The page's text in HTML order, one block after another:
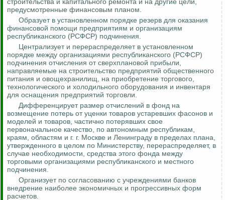
строительства и капитального ремонта и на другие цели,
предусмотренные финансовым планом.
Образует в установленном порядке резерв для оказания
финансовой помощи предприятиям и организациям
республиканского (РСФСР) подчинения.
Централизует и перераспределяет в установленном
порядке между организациями республиканского (РСФСР)
подчинения отчисления от сверхплановой прибыли,
направляемые на строительство предприятий общественного
питания и овощехранилищ, на приобретение торгового,
технологического и холодильного оборудования и инвентаря
для оснащения предприятий торговли.
Дифференцирует размер отчислений в фонд на
возмещение потерь от уценки товаров устаревших фасонов и
моделей и товаров, частично потерявших свое
первоначальное качество, по автономным республикам,
краям, областям и г. г. Москве и Ленинграду в пределах плана,
утвержденного в целом по Министерству, перераспределяет, в
случае необходимости, средства этого фонда между
торговыми организациями республиканского и местного
подчинения.
Организует по согласованию с учреждениями банков
внедрение наиболее экономичных и прогрессивных форм
расчетов.